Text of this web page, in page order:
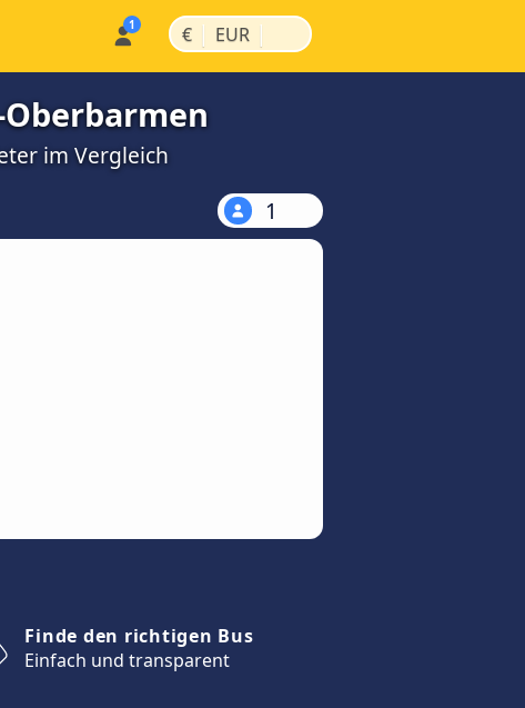
€ | EUR |
im Vergleich
1
Finde den richtigen Bus
Einfach und transparent